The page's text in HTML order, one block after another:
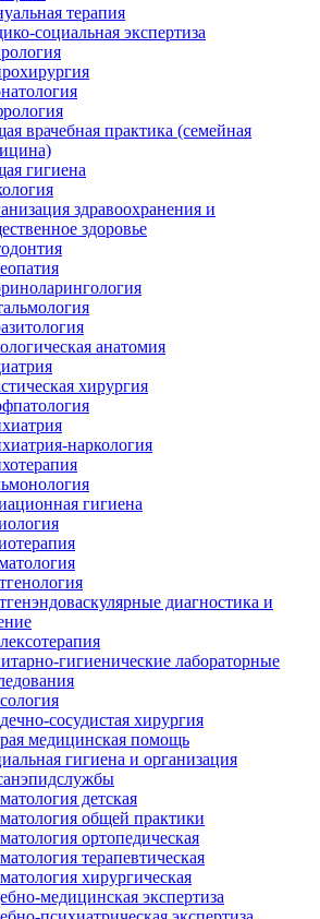
терапия
социальная экспертиза
врачебная практика (семейная
гигиена
здравоохранения и
здоровье
анатомия
хирургия
наркология
гигиена
диагностика и
гигиенические лабораторные
сосудистая хирургия
медицинская помощь
гигиена и организация
детская
общей практики
ортопедическая
терапевтическая
хирургическая
медицинская экспертиза